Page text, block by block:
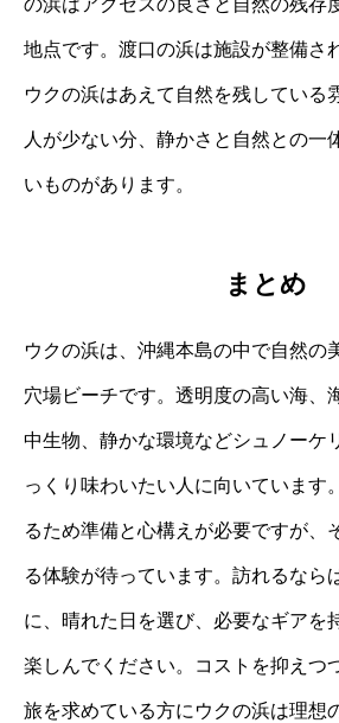
地点です。渡口の浜は施設が整備さ
ウクの浜はあえて自然を残している
人が少ない分、静かさと自然との一
いものがあります。
まとめ
ウクの浜は、沖縄本島の中で自然の
穴場ビーチです。透明度の高い海、
中生物、静かな環境などシュノーケ
っくり味わいたい人に向いています
るため準備と心構えが必要ですが、
る体験が待っています。訪れるなら
に、晴れた日を選び、必要なギアを
楽しんでください。コストを抑えつ
旅を求めている方にウクの浜は理想